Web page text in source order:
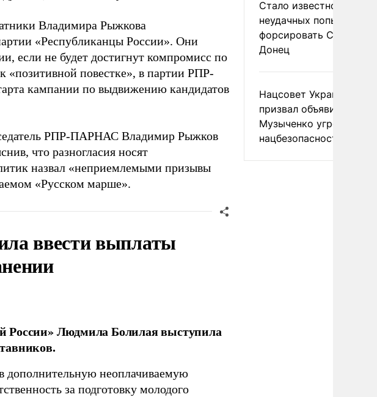
Владимира Рыжкова
«Республиканцы России». Они
если не будет достигнут компромисс по
«позитивной повестке», в партии РПР-
кампании по выдвижению кандидатов
РПР-ПАРНАС Владимир Рыжков
что разногласия носят
назвал «неприемлемыми призывы
«Русском марше».
ввести выплаты
России» Людмила Болилая выступила
дополнительную неоплачиваемую
за подготовку молодого
Стало известно о
неудачных попытках
форсировать
Донец
Нацсовет Украины по
призвал объявить
Музыченко угрозой
нацбезопасности